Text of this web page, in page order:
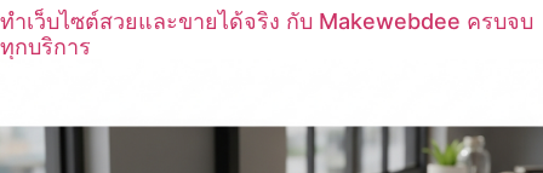
ทำเว็บไซต์สวยและขายได้จริง กับ Makewebdee ครบจบ
ทุกบริการ